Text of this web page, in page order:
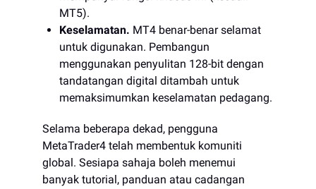
MT5).
Keselamatan. MT4 benar-benar selamat
untuk digunakan. Pembangun
menggunakan penyulitan 128-bit dengan
tandatangan digital ditambah untuk
memaksimumkan keselamatan pedagang.
Selama beberapa dekad, pengguna
MetaTrader4 telah membentuk komuniti
global. Sesiapa sahaja boleh menemui
banyak tutorial, panduan atau cadangan